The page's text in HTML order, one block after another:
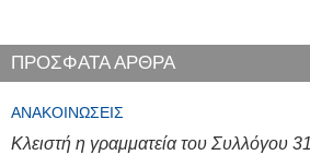
ΠΡΟΣΦΑΤΑ ΑΡΘΡΑ
ΑΝΑΚΟΙΝΏΣΕΙΣ
Κλειστή η γραμματεία του Συλλόγου